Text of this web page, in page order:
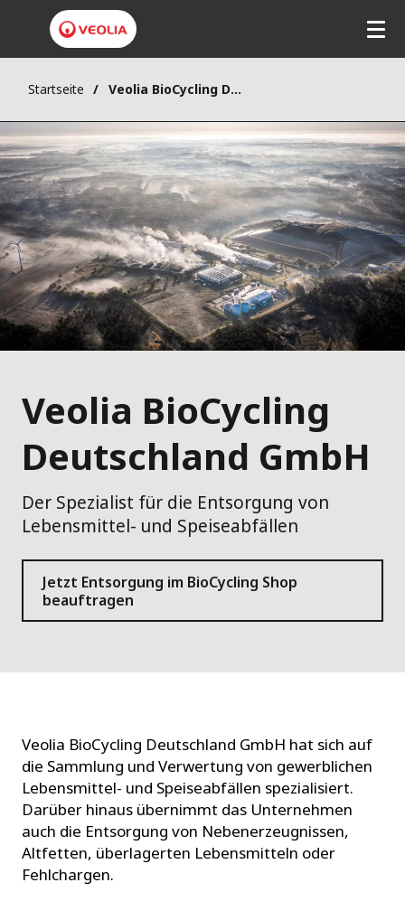
Startseite Veolia BioCycling Deutschland GmbH - der Spezialist für die Entsorgung von Lebensmittel- und Speiseabfällen
Veolia BioCycling
Deutschland GmbH
Der Spezialist für die Entsorgung von
Lebensmittel- und Speiseabfällen
Jetzt Entsorgung im BioCycling Shop
beauftragen
Veolia BioCycling Deutschland GmbH hat sich auf
die Sammlung und Verwertung von gewerblichen
Lebensmittel- und Speiseabfällen spezialisiert.
Darüber hinaus übernimmt das Unternehmen
auch die Entsorgung von Nebenerzeugnissen,
Altfetten, überlagerten Lebensmitteln oder
Fehlchargen.